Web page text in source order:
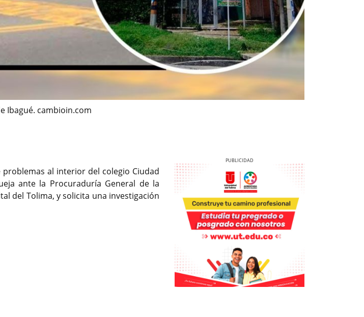
Ibagué. cambioin.com
al interior del colegio Ciudad
ante la Procuraduría General de la
del Tolima, y solicita una investigación
Previous